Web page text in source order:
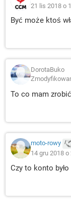
21 lis 2018 o
Być może ktoś
DorotaBuko
To co mam
moto-rowy
14 gru 2018 o
Czy to konto